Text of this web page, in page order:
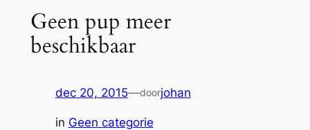
Geen pup meer
beschikbaar
dec 20, 2015—doorjohan
in Geen categorie